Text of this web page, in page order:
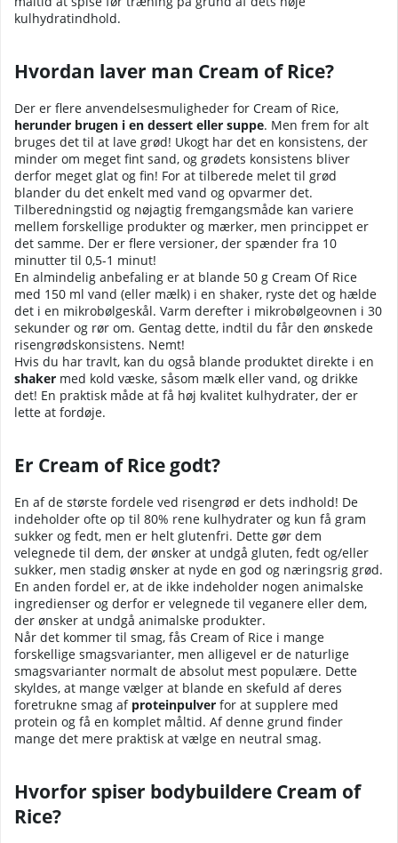
kulhydratindhold.
Hvordan laver man Cream of Rice?
Der er flere anvendelsesmuligheder for Cream of Rice,
herunder brugen i en dessert eller suppe. Men frem for alt
bruges det til at lave grød! Ukogt har det en konsistens, der
minder om meget fint sand, og grødets konsistens bliver
derfor meget glat og fin! For at tilberede melet til grød
blander du det enkelt med vand og opvarmer det.
Tilberedningstid og nøjagtig fremgangsmåde kan variere
mellem forskellige produkter og mærker, men princippet er
det samme. Der er flere versioner, der spænder fra 10
minutter til 0,5-1 minut!
En almindelig anbefaling er at blande 50 g Cream Of Rice
med 150 ml vand (eller mælk) i en shaker, ryste det og hælde
det i en mikrobølgeskål. Varm derefter i mikrobølgeovnen i 30
sekunder og rør om. Gentag dette, indtil du får den ønskede
risengrødskonsistens. Nemt!
Hvis du har travlt, kan du også blande produktet direkte i en
shaker med kold væske, såsom mælk eller vand, og drikke
det! En praktisk måde at få høj kvalitet kulhydrater, der er
lette at fordøje.
Er Cream of Rice godt?
En af de største fordele ved risengrød er dets indhold! De
indeholder ofte op til 80% rene kulhydrater og kun få gram
sukker og fedt, men er helt glutenfri. Dette gør dem
velegnede til dem, der ønsker at undgå gluten, fedt og/eller
sukker, men stadig ønsker at nyde en god og næringsrig grød.
En anden fordel er, at de ikke indeholder nogen animalske
ingredienser og derfor er velegnede til veganere eller dem,
der ønsker at undgå animalske produkter.
Når det kommer til smag, fås Cream of Rice i mange
forskellige smagsvarianter, men alligevel er de naturlige
smagsvarianter normalt de absolut mest populære. Dette
skyldes, at mange vælger at blande en skefuld af deres
foretrukne smag af proteinpulver for at supplere med
protein og få en komplet måltid. Af denne grund finder
mange det mere praktisk at vælge en neutral smag.
Hvorfor spiser bodybuildere Cream of
Rice?